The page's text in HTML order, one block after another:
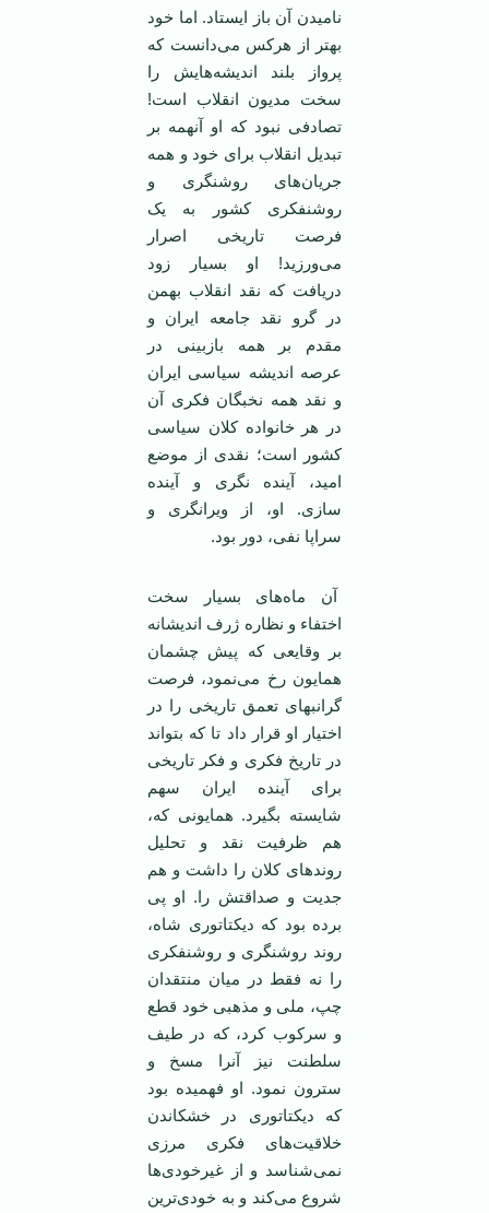
نامیدن آن باز ایستاد. اما خود
بهتر از هرکس می‌دانست که
پرواز بلند اندیشه‌هایش را
سخت مدیون انقلاب است!
تصادفی نبود که او آنهمه بر
تبدیل انقلاب برای خود و همه
جریان‌های روشنگری و
روشنفکری کشور به یک
فرصت تاریخی اصرار
می‌ورزید! او بسیار زود
دریافت که نقد انقلاب بهمن
در گرو نقد جامعه ایران و
مقدم بر همه بازبینی در
عرصه اندیشه سیاسی ایران
و نقد همه نخبگان فکری آن
در هر خانواده کلان سیاسی
کشور است؛ نقدی از موضع
امید، آینده نگری و آینده
سازی. او، از ویرانگری و
سراپا نفی، دور بود.
آن ماه‌های بسیار سخت
اختفاء و نظاره ژرف اندیشانه
بر وقایعی که پیش چشمان
همایون رخ می‌نمود، فرصت
گرانبهای تعمق تاریخی را در
اختیار او قرار داد تا که بتواند
در تاریخ فکری و فکر تاریخی
برای آینده ایران سهم
شایسته بگیرد. همایونی که،
هم ظرفیت نقد و تحلیل
روند‌های کلان را داشت و هم
جدیت و صداقتش را. او پی
برده بود که دیکتاتوری شاه،
روند روشنگری و روشنفکری
را نه فقط در میان منتقدان
چپ، ملی و مذهبی خود قطع
و سرکوب کرد، که در طیف
سلطنت نیز آنرا مسخ و
سترون نمود. او فهمیده بود
که دیکتاتوری در خشکاندن
خلاقیت‌های فکری مرزی
نمی‌شناسد و از غیرخودی‌ها
شروع می‌کند و به خودی‌ترین